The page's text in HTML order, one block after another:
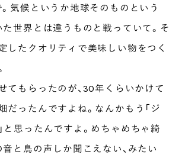
気候というか地球そのものという
た世界とは違うものと戦っていて。そ
したクオリティで美味しい物をつく
てもらったのが、30年くらいかけて
だったんですよね。なんかもう「ジ
と思ったんですよ。めちゃめちゃ綺
音と鳥の声しか聞こえない、みたい